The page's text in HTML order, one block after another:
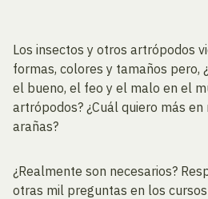
Los insectos y otros artrópodos
formas, colores y tamaños pero,
el bueno, el feo y el malo en el
artrópodos? ¿Cuál quiero más
arañas?
¿Realmente son necesarios?
otras mil preguntas en los